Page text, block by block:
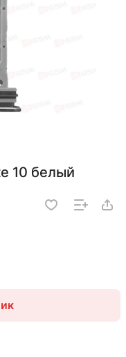
10 белый